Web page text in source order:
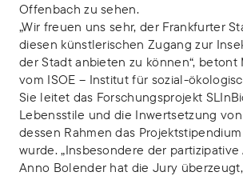
Offenbach zu sehen.
„Wir freuen uns sehr, der Frankfurter
diesen künstlerischen Zugang zur
der Stadt anbieten zu können“, betont
vom ISOE – Institut für sozial-
Sie leitet das Forschungsprojekt
Lebensstile und die Inwertsetzung
dessen Rahmen das
wurde. „Insbesondere der partizipative
Anno Bolender hat die Jury